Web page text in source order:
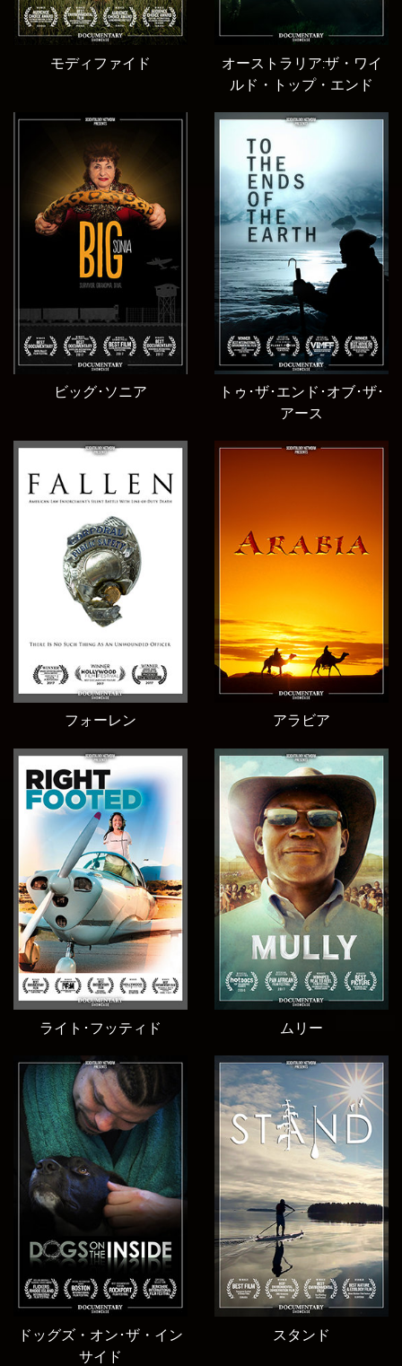
モディファイド
オーストラリア:ザ・ワイ
ルド・トップ・エンド
ビッグ･ソニア
トゥ･ザ･エンド･オブ･ザ･
アース
フォーレン アラビア
ライト･フッティド ムリー
ドッグズ・オン･ザ・イン
サイド
スタンド